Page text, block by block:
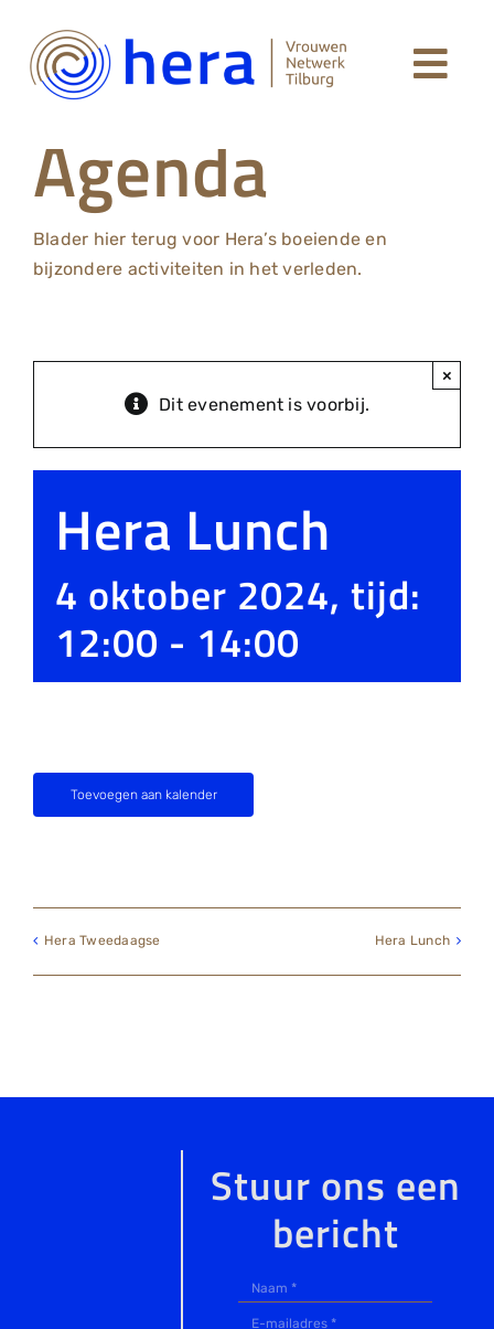
naar
inhoud
Leden Hera Netwerk
Agenda
Agenda
Blader hier terug voor Hera’s boeiende en
bijzondere activiteiten in het verleden.
Dit evenement is voorbij.
×
Hera Lunch
4 oktober 2024, tijd:
12:00 - 14:00
Toevoegen aan kalender
Hera Tweedaagse Hera Lunch
Stuur ons een
bericht